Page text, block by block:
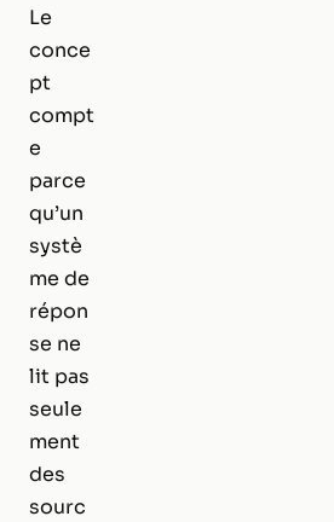
Le
conce
pt
compt
e
parce
qu’un
systè
me de
répon
se ne
lit pas
seule
ment
des
sourc